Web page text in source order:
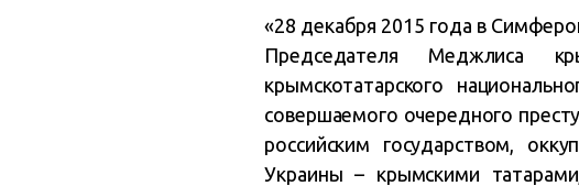
«28 декабря 2015 года в
Председателя Меджлиса
крымскотатарского
совершаемого очередного
российским государством,
Украины – крымскими